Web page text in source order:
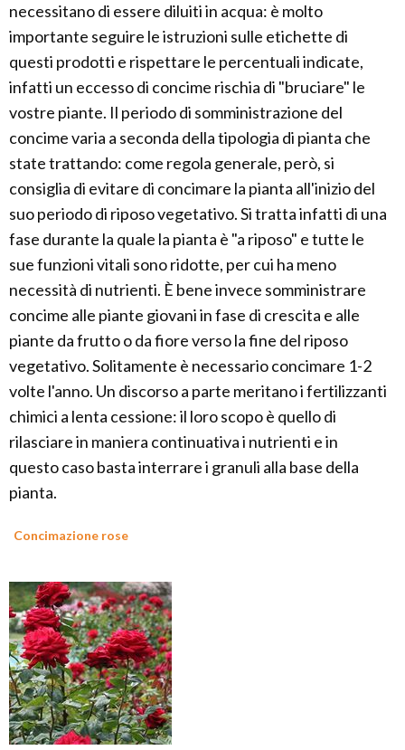
necessitano di essere diluiti in acqua: è molto
importante seguire le istruzioni sulle etichette di
questi prodotti e rispettare le percentuali indicate,
infatti un eccesso di concime rischia di "bruciare" le
vostre piante. Il periodo di somministrazione del
concime varia a seconda della tipologia di pianta che
state trattando: come regola generale, però, si
consiglia di evitare di concimare la pianta all'inizio del
suo periodo di riposo vegetativo. Si tratta infatti di una
fase durante la quale la pianta è "a riposo" e tutte le
sue funzioni vitali sono ridotte, per cui ha meno
necessità di nutrienti. È bene invece somministrare
concime alle piante giovani in fase di crescita e alle
piante da frutto o da fiore verso la fine del riposo
vegetativo. Solitamente è necessario concimare 1-2
volte l'anno. Un discorso a parte meritano i fertilizzanti
chimici a lenta cessione: il loro scopo è quello di
rilasciare in maniera continuativa i nutrienti e in
questo caso basta interrare i granuli alla base della
pianta.
Concimazione rose